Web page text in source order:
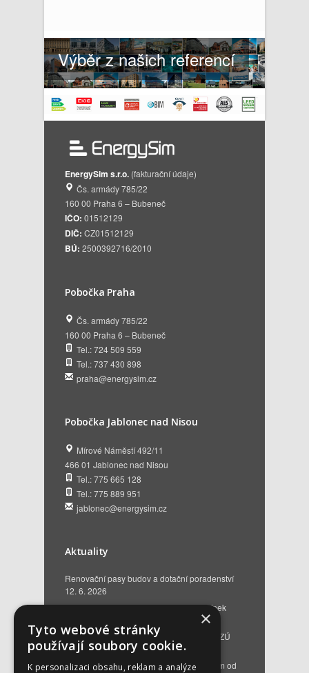
Výběr z našich referencí
EnergySim s.r.o. (fakturační údaje)
Čs. armády 785/22
160 00 Praha 6 – Bubeneč
IČO: 01512129
DIČ: CZ01512129
BÚ: 2500392716/2010
Pobočka Praha
Čs. armády 785/22
160 00 Praha 6 – Bubeneč
Tel.: 724 509 559
Tel.: 737 430 898
praha@energysim.cz
Pobočka Jablonec nad Nisou
Mírové Náměstí 492/11
466 01 Jablonec nad Nisou
Tel.: 775 665 128
Tel.: 775 889 951
jablonec@energysim.cz
Aktuality
Renovační pasy budov a dotační poradenství
12. 6. 2026
Přehled hlavních změn a nových podmínek
Kompenzace za projektovou přípravu v NZÚ
2025 25. 3. 2026
Novinky v programu Nová zelená úsporám od
×
Tyto webové stránky
používají soubory cookie.
K personalizaci obsahu, reklam a analýze